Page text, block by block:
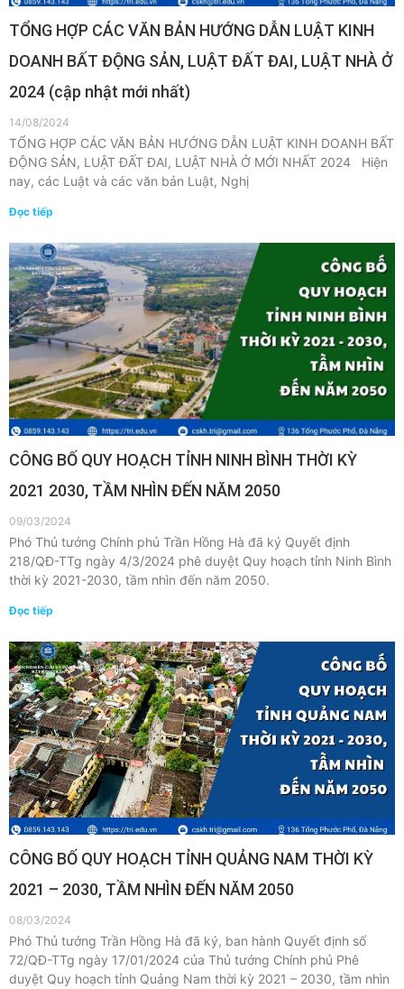
TỔNG HỢP CÁC VĂN BẢN HƯỚNG DẪN LUẬT KINH
DOANH BẤT ĐỘNG SẢN, LUẬT ĐẤT ĐAI, LUẬT NHÀ Ở
2024 (cập nhật mới nhất)
14/08/2024
TỔNG HỢP CÁC VĂN BẢN HƯỚNG DẪN LUẬT KINH DOANH BẤT
ĐỘNG SẢN, LUẬT ĐẤT ĐAI, LUẬT NHÀ Ở MỚI NHẤT 2024 Hiện
nay, các Luật và các văn bản Luật, Nghị
Đọc tiếp
CÔNG BỐ QUY HOẠCH TỈNH NINH BÌNH THỜI KỲ
2021 2030, TẦM NHÌN ĐẾN NĂM 2050
09/03/2024
Phó Thủ tướng Chính phủ Trần Hồng Hà đã ký Quyết định
218/QĐ-TTg ngày 4/3/2024 phê duyệt Quy hoạch tỉnh Ninh Bình
thời kỳ 2021-2030, tầm nhìn đến năm 2050.
Đọc tiếp
CÔNG BỐ QUY HOẠCH TỈNH QUẢNG NAM THỜI KỲ
2021 – 2030, TẦM NHÌN ĐẾN NĂM 2050
08/03/2024
Phó Thủ tướng Trần Hồng Hà đã ký, ban hành Quyết định số
72/QĐ-TTg ngày 17/01/2024 của Thủ tướng Chính phủ Phê
duyệt Quy hoạch tỉnh Quảng Nam thời kỳ 2021 – 2030, tầm nhìn